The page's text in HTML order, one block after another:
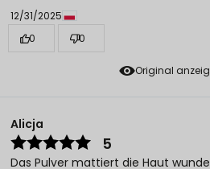
Original
12/31/2025
0
0
Alicja
5
Das Pulver mattiert die Haut